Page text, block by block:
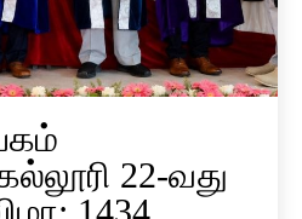
22-வது
1434